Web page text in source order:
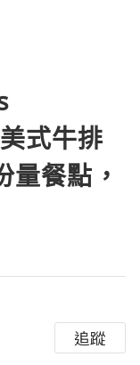
式牛排
餐點，
追蹤